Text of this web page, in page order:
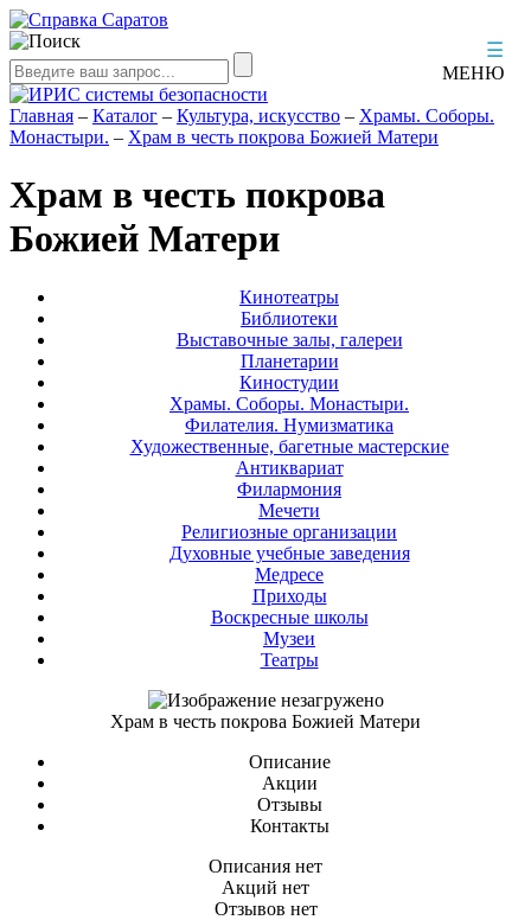
☰
МЕНЮ
Главная – Каталог – Культура, искусство – Храмы. Соборы.
Монастыри. – Храм в честь покрова Божией Матери
Храм в честь покрова
Божией Матери
Кинотеатры
Библиотеки
Выставочные залы, галереи
Планетарии
Киностудии
Храмы. Соборы. Монастыри.
Филателия. Нумизматика
Художественные, багетные мастерские
Антиквариат
Филармония
Мечети
Религиозные организации
Духовные учебные заведения
Медресе
Приходы
Воскресные школы
Музеи
Театры
Храм в честь покрова Божией Матери
Описание
Акции
Отзывы
Контакты
Описания нет
Акций нет
Отзывов нет